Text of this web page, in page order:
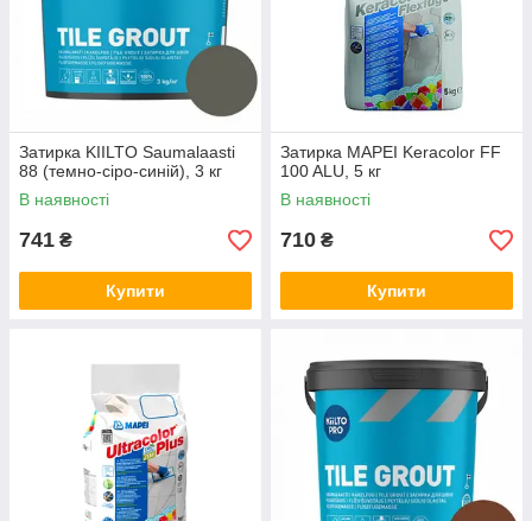
Затирка KIILTO Saumalaasti
88 (темно-сіро-синій), 3 кг
В наявності
741 ₴
Купити
Затирка MAPEI Keracolor FF
100 ALU, 5 кг
В наявності
710 ₴
Купити